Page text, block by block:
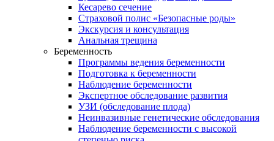
Кесарево сечение
Страховой полис «Безопасные роды»
Экскурсия и консультация
Анальная трещина
Беременность
Программы ведения беременности
Подготовка к беременности
Наблюдение беременности
Экспертное обследование развития
УЗИ (обследование плода)
Неинвазивные генетические обследования
Наблюдение беременности с высокой